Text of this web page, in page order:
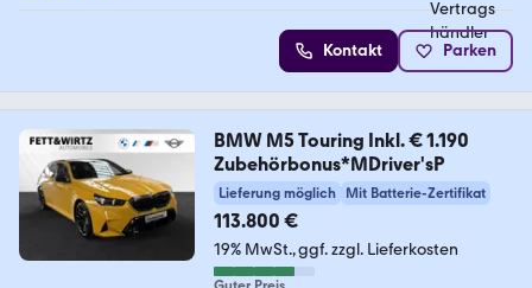
Kontakt Parken
BMW M5 Touring Inkl. € 1.190
Zubehörbonus*MDriver'sP
Lieferung möglich Mit Batterie-Zertifikat
113.800 €
19% MwSt. ggf. zzgl. Lieferkosten